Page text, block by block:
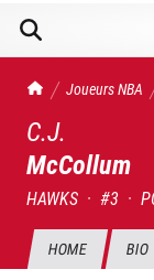
TrashTalk Actu
Joueurs NBA
C.J.
McCollum
HAWKS · #3 ·
HOME BIO